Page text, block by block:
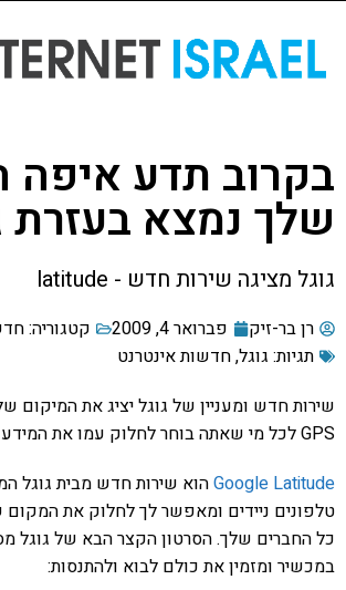
בקרוב תדע איפה
שלך נמצא בעזרת
גוגל מציגה שירות חדש - latitude
רן בר-זיק פברואר 4, 2009 קטגוריה:
תגיות: גוגל,חדשות אינטרנט
שירות חדש ומעניין של גוגל יציג את המיקום
GPS לכל מי שאתה בוחר לחלוק עמו את המידע הזה.
Google Latitudeהוא שירות חדש מבית גוגל
טלפונים ניידים ומאפשר לך לחלוק את
כל החברים שלך. הסרטון הקצר הבא של גוגל
במכשיר ומזמין את כולם לבוא ולהתנסות: